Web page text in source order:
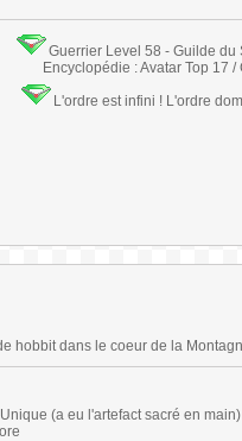
Guerrier Level 58 - Guilde
Encyclopédie : Avatar Top 17 /
L'ordre est infini ! L'ordre
hobbit dans le coeur de la
(a eu l'artefact sacré en